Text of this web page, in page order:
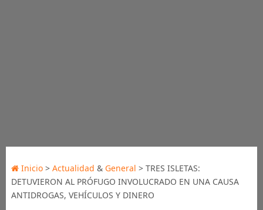
Inicio> Actualidad & General > TRES ISLETAS:
DETUVIERON AL PRÓFUGO INVOLUCRADO EN UNA CAUSA
ANTIDROGAS, VEHÍCULOS Y DINERO